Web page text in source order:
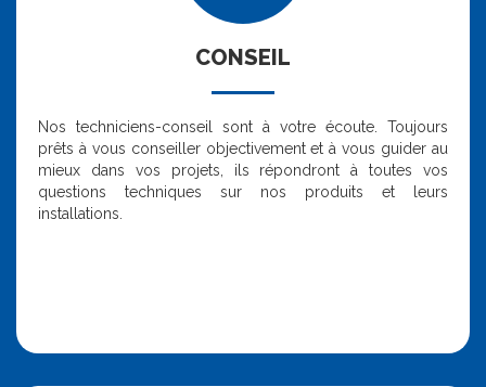
CONSEIL
Nos techniciens-conseil sont à votre écoute. Toujours
prêts à vous conseiller objectivement et à vous guider au
mieux dans vos projets, ils répondront à toutes vos
questions techniques sur nos produits et leurs
installations.